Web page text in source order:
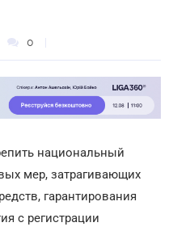
0
национальный
мер, затрагивающих
гарантирования
с регистрации